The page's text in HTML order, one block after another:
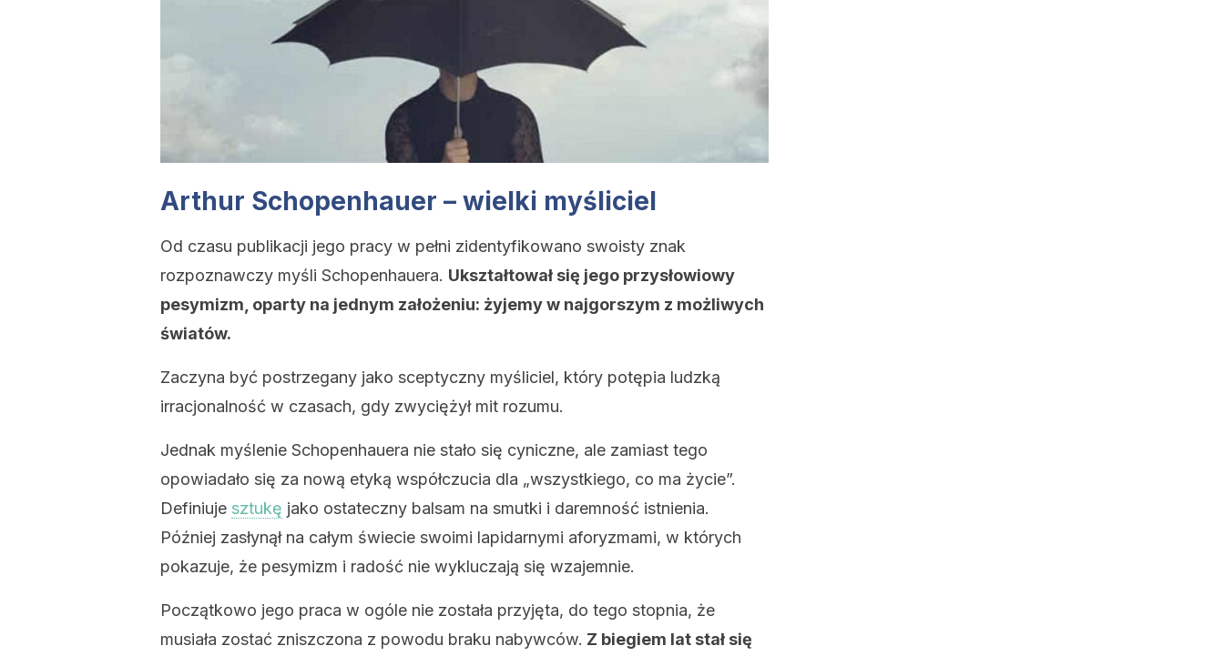
Arthur Schopenhauer – wielki myśliciel
Od czasu publikacji jego pracy w pełni zidentyfikowano swoisty znak
rozpoznawczy myśli Schopenhauera. Ukształtował się jego przysłowiowy
pesymizm, oparty na jednym założeniu: żyjemy w najgorszym z możliwych
światów.
Zaczyna być postrzegany jako sceptyczny myśliciel, który potępia ludzką
irracjonalność w czasach, gdy zwyciężył mit rozumu.
Jednak myślenie Schopenhauera nie stało się cyniczne, ale zamiast tego
opowiadało się za nową etyką współczucia dla „wszystkiego, co ma życie”.
Definiuje sztukę jako ostateczny balsam na smutki i daremność istnienia.
Później zasłynął na całym świecie swoimi lapidarnymi aforyzmami, w których
pokazuje, że pesymizm i radość nie wykluczają się wzajemnie.
Początkowo jego praca w ogóle nie została przyjęta, do tego stopnia, że ​​
musiała zostać zniszczona z powodu braku nabywców. Z biegiem lat stał się